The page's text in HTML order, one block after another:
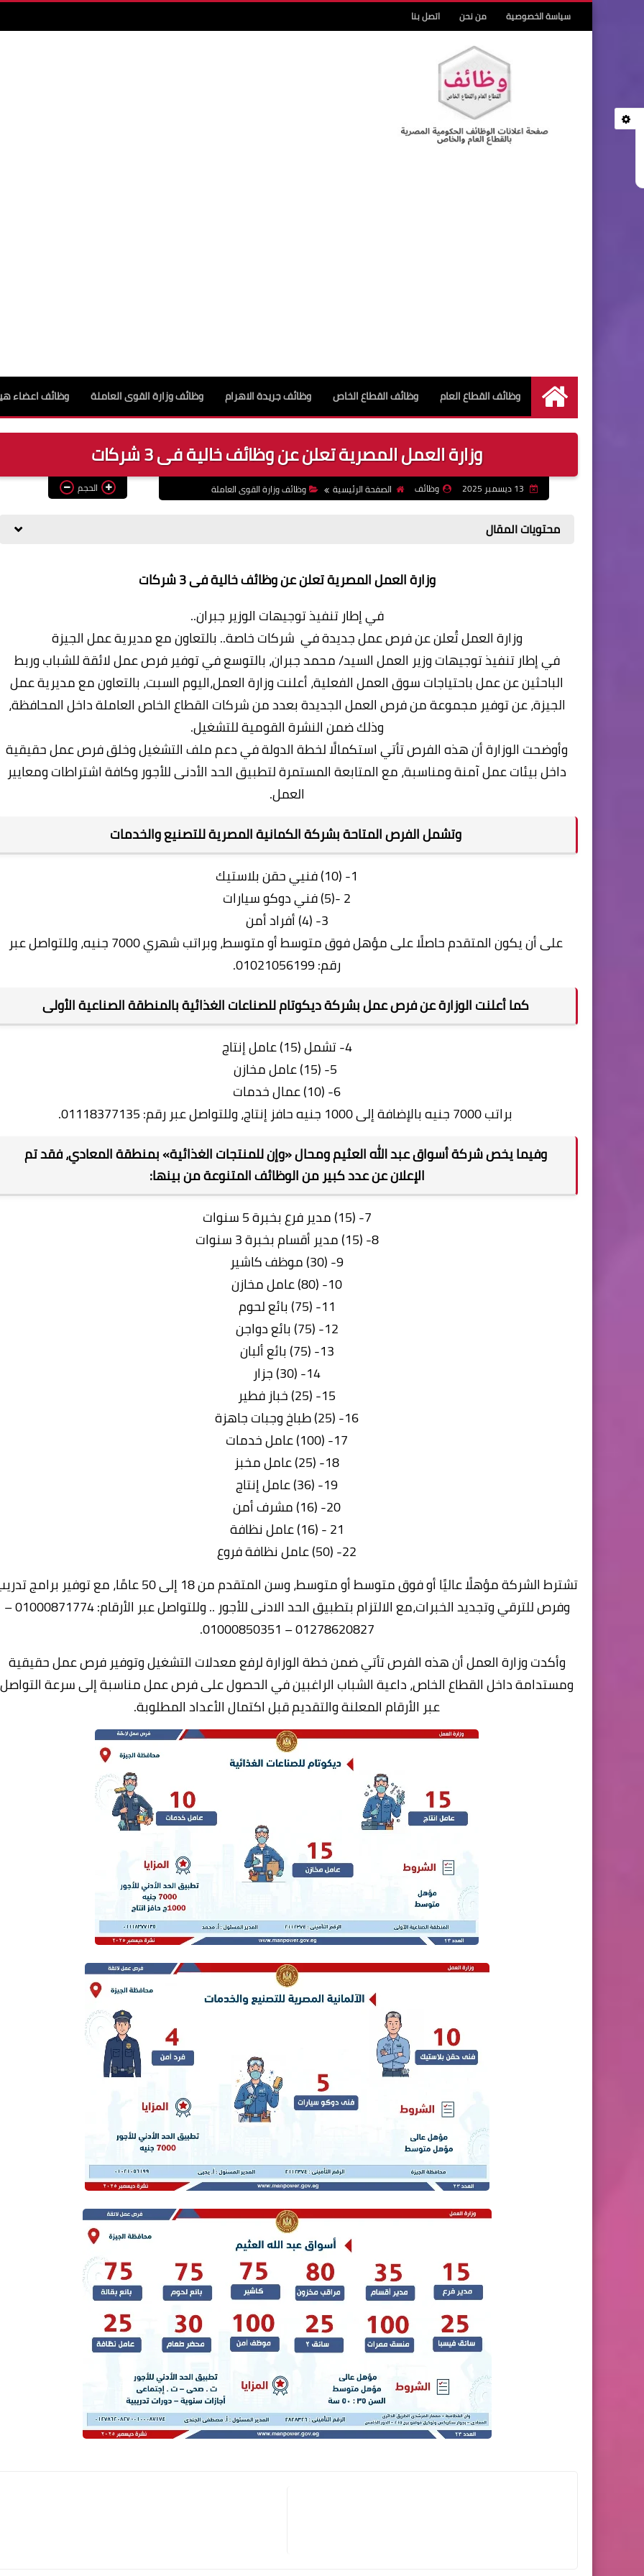
سياسة الخصوصية من نحن اتصل بنا
الرئيسية
وظائف القطاع العام وظائف القطاع الخاص وظائف جريدة الاهرام وظائف وزارة القوى العاملة وظائف اعضاء
وزارة العمل المصرية تعلن عن وظائف خالية فى 3 شركات
وظائف الصفحة الرئيسية وظائف وزارة القوى العاملة الحجم
محتويات المقال
وزارة العمل المصرية تعلن عن وظائف خالية فى 3 شركات
في إطار تنفيذ توجيهات الوزير جبران..
وزارة العمل تُعلن عن فرص عمل جديدة في شركات خاصة.. بالتعاون مع مديرية عمل الجيزة
في إطار تنفيذ توجيهات وزير العمل السيد/ محمد جبران، بالتوسع في توفير فرص عمل لائقة للشباب وربط
الباحثين عن عمل باحتياجات سوق العمل الفعلية، أعلنت وزارة العمل،اليوم السبت، بالتعاون مع مديرية عمل
الجيزة، عن توفير مجموعة من فرص العمل الجديدة بعدد من شركات القطاع الخاص العاملة داخل المحافظة،
وذلك ضمن النشرة القومية للتشغيل.
وأوضحت الوزارة أن هذه الفرص تأتي استكمالًا لخطة الدولة في دعم ملف التشغيل وخلق فرص عمل حقيقية
داخل بيئات عمل آمنة ومناسبة، مع المتابعة المستمرة لتطبيق الحد الأدنى للأجور وكافة اشتراطات ومعايير
العمل.
وتشمل الفرص المتاحة بشركة الكمانية المصرية للتصنيع والخدمات
1- (10) فنيي حقن بلاستيك
2 -(5) فني دوكو سيارات
3- (4) أفراد أمن
على أن يكون المتقدم حاصلًا على مؤهل فوق متوسط أو متوسط، وبراتب شهري 7000 جنيه، وللتواصل عبر
رقم: 01021056199.
كما أعلنت الوزارة عن فرص عمل بشركة ديكوتام للصناعات الغذائية بالمنطقة الصناعية الأولى
4- تشمل (15) عامل إنتاج
6- (10) عمال خدمات
براتب 7000 جنيه بالإضافة إلى 1000 جنيه حافز إنتاج، وللتواصل عبر رقم: 01118377135.
وفيما يخص شركة أسواق عبد الله العثيم ومحال «وإن للمنتجات الغذائية» بمنطقة المعادي، فقد تم
الإعلان عن عدد كبير من الوظائف المتنوعة من بينها:
7- (15) مدير فرع بخبرة 5 سنوات
8- (15) مدير أقسام بخبرة 3 سنوات
9- (30) موظف كاشير
10- (80) عامل مخازن
11- (75) بائع لحوم
12- (75) بائع دواجن
13- (75) بائع ألبان
14- (30) جزار
15- (25) خباز فطير
16- (25) طباخ وجبات جاهزة
17- (100) عامل خدمات
18- (25) عامل مخبز
19- (36) عامل إنتاج
20- (16) مشرف أمن
21 - (16) عامل نظافة
22- (50) عامل نظافة فروع
تشترط الشركة مؤهلًا عاليًا أو فوق متوسط أو متوسط، وسن المتقدم من 18 إلى 50 عامًا، مع توفير برامج
وفرص للترقي وتجديد الخبرات،مع الالتزام بتطبيق الحد الادنى للأجور .. وللتواصل عبر الأرقام: 01000871774 –
01278620827 – 01000850351.
وأكدت وزارة العمل أن هذه الفرص تأتي ضمن خطة الوزارة لرفع معدلات التشغيل وتوفير فرص عمل حقيقية
ومستدامة داخل القطاع الخاص، داعية الشباب الراغبين في الحصول على فرص عمل مناسبة إلى سرعة التواصل
عبر الأرقام المعلنة والتقديم قبل اكتمال الأعداد المطلوبة.